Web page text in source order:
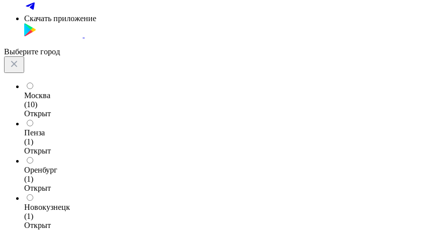
Скачать приложение
Выберите город
Москва
(10)
Открыт
Пенза
(1)
Открыт
Оренбург
(1)
Открыт
Новокузнецк
(1)
Открыт